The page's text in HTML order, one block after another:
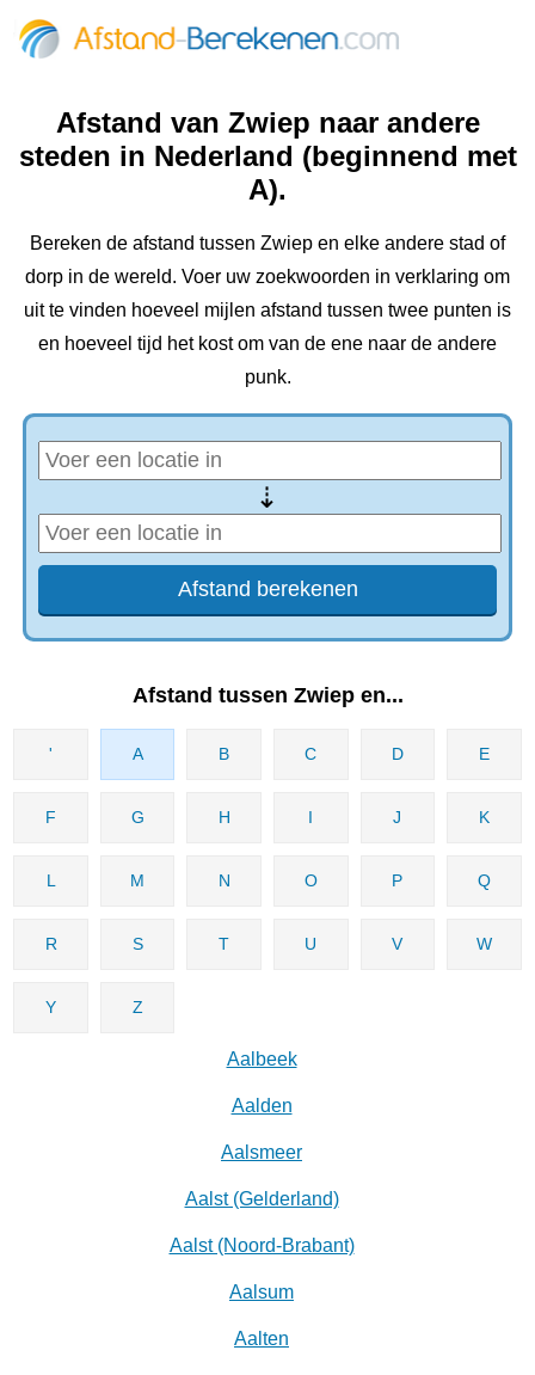
Afstand van Zwiep naar andere
steden in Nederland (beginnend met
A).
Bereken de afstand tussen Zwiep en elke andere stad of
dorp in de wereld. Voer uw zoekwoorden in verklaring om
uit te vinden hoeveel mijlen afstand tussen twee punten is
en hoeveel tijd het kost om van de ene naar de andere
punk.
⇢
Afstand tussen Zwiep en...
' A B C D E
F G H I J K
L M N O P Q
R S T U V W
Y Z
Aalbeek
Aalden
Aalsmeer
Aalst (Gelderland)
Aalst (Noord-Brabant)
Aalsum
Aalten